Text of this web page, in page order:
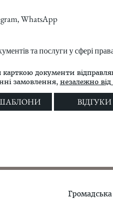
WhatsApp
та послуги у сфері
карткою документи
замовлення, незалежно від
ВІДГУКИ